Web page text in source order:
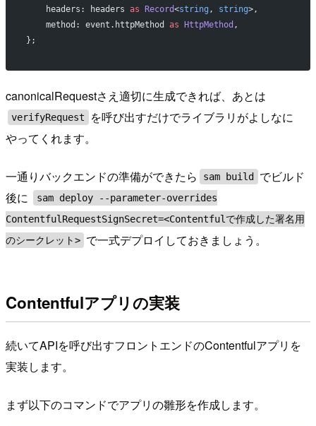
    headers: headers
as Record<string , string>,
    method: event.httpMethod
as HttpMethod ,
};
canonicalRequestさえ適切に生成できれば、あとは
verifyRequest
を呼び出すだけでライブラリがよしなに
やってくれます。
一通りバックエンドの準備ができたら sam build
でビルド
後に
sam deploy --parameter-overrides
ContentfulRequestSignSecret=<Contentfulで作成した署名用
のシークレット> で一式デプロイしておきましょう。
Contentfulアプリの実装
続いてAPIを呼び出すフロントエンドのContentfulアプリを
実装します。
まず以下のコマンドでアプリの雛形を作成します。